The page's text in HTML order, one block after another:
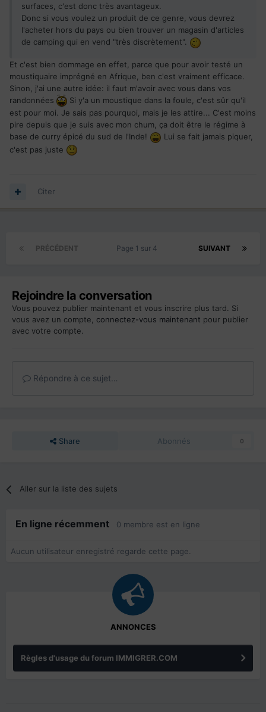
surfaces, c'est donc très avantageux.
Donc si vous voulez un produit de ce genre, vous devrez
l'acheter hors du pays ou bien trouver un magasin d'articles
de camping qui en vend "très discrètement".
Et c'est bien dommage en effet, parce que pour avoir testé un
moustiquaire imprégné en Afrique, ben c'est vraiment efficace.
Sinon, j'ai une autre idée: il faut m'avoir avec vous dans vos
randonnées
Si y'a un moustique dans la foule, c'est sûr qu'il
est pour moi. Je sais pas pourquoi, mais je les attire... C'est moins
pire depuis que je suis avec mon chum, ça doit être le régime à
base de curry épicé du sud de l'Inde!
Lui se fait jamais piquer,
c'est pas juste
Citer
PRÉCÉDENT SUIVANT
Page 1 sur 4
Rejoindre la conversation
Vous pouvez publier maintenant et vous inscrire plus tard. Si
vous avez un compte, connectez-vous maintenant pour publier
avec votre compte.
Répondre à ce sujet…
Share Abonnés 0
Aller sur la liste des sujets
En ligne récemment 0 membre est en ligne
Aucun utilisateur enregistré regarde cette page.
ANNONCES
Règles d'usage du forum IMMIGRER.COM